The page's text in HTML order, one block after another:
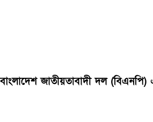
বাংলাদেশ জাতীয়তাবাদী দল